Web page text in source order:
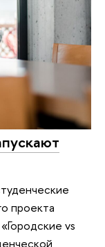
проекта
vs